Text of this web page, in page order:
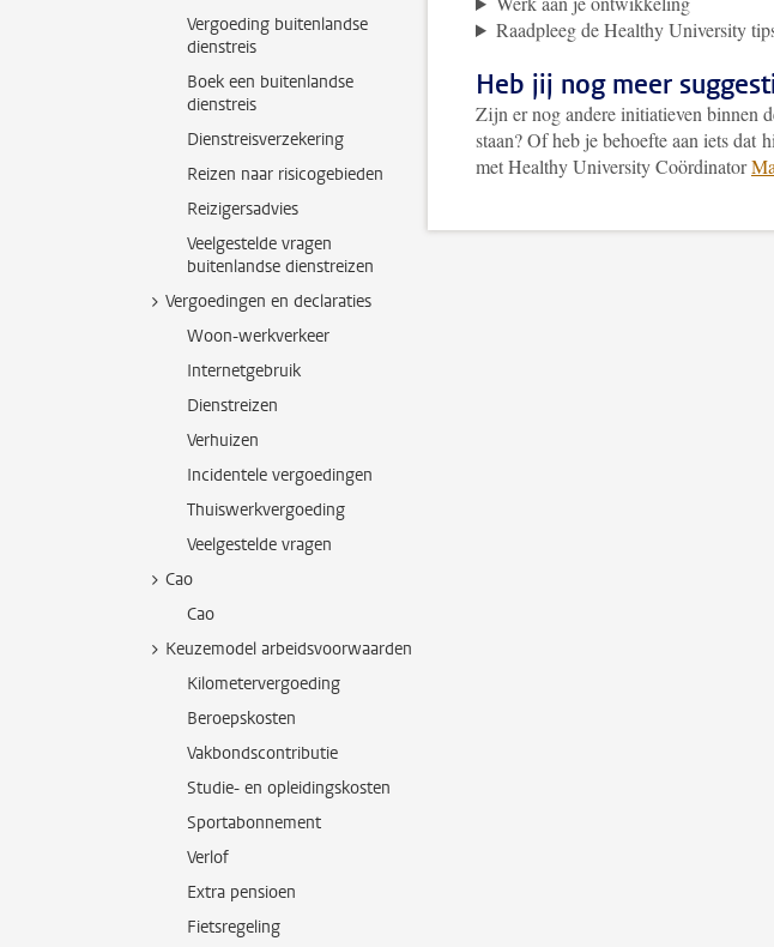
Vergoeding buitenlandse
dienstreis
Boek een buitenlandse
dienstreis
Dienstreisverzekering
Reizen naar risicogebieden
Reizigersadvies
Veelgestelde vragen
buitenlandse dienstreizen
Vergoedingen en declaraties
Woon-werkverkeer
Internetgebruik
Dienstreizen
Verhuizen
Incidentele vergoedingen
Thuiswerkvergoeding
Veelgestelde vragen
Cao
Cao
Keuzemodel arbeidsvoorwaarden
Kilometervergoeding
Beroepskosten
Vakbondscontributie
Studie- en opleidingskosten
Sportabonnement
Verlof
Extra pensioen
Fietsregeling
Raadpleeg de Healthy University
Heb jij nog meer
Zijn er nog andere initiatieven binnen
staan? Of heb je behoefte aan iets dat
met Healthy University Coördinator